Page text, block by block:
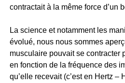
contractait à la même force d’un
La science et notamment les
évolué, nous nous sommes
musculaire pouvait se contracter
en fonction de la fréquence des
qu’elle recevait (c’est en Hertz –